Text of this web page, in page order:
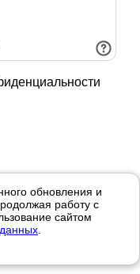
обновления и
работу с
сайтом